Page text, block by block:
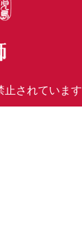
止されています